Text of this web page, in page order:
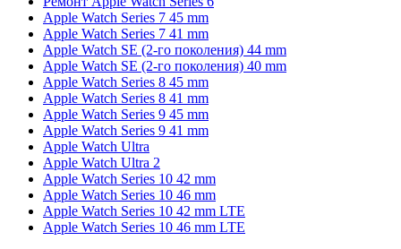
Apple Watch Series 7 45 mm
Apple Watch Series 7 41 mm
Apple Watch SE (2-го поколения) 44 mm
Apple Watch SE (2-го поколения) 40 mm
Apple Watch Series 8 45 mm
Apple Watch Series 8 41 mm
Apple Watch Series 9 45 mm
Apple Watch Series 9 41 mm
Apple Watch Ultra
Apple Watch Ultra 2
Apple Watch Series 10 42 mm
Apple Watch Series 10 46 mm
Apple Watch Series 10 42 mm LTE
Apple Watch Series 10 46 mm LTE